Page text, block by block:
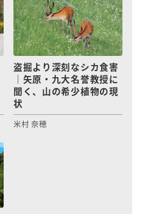
盗掘より深刻なシカ食害
｜矢原・九大名誉教授に
聞く、山の希少植物の現
状
米村 奈穂